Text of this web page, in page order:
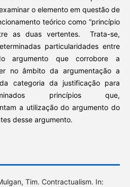
o elemento em questão de
teórico como “princípio
as duas vertentes. Trata-se,
particularidades entre
argumento que corrobore a
no âmbito da argumentação a
categoria da justificação para
princípios que,
a utilização do argumento do
desse argumento.
Tim. Contractualism. In: